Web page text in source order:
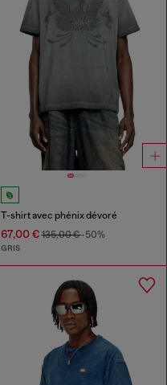
T-shirt avec phénix dévoré
67,00 €135,00 €-50%
GRIS